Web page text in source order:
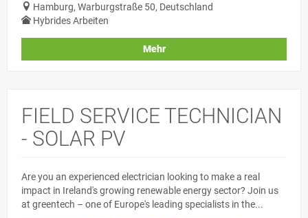
Hamburg, Warburgstraße 50, Deutschland
Hybrides Arbeiten
Mehr
FIELD SERVICE TECHNICIAN
- SOLAR PV
Are you an experienced electrician looking to make a real
impact in Ireland's growing renewable energy sector? Join us
at greentech – one of Europe's leading specialists in the...